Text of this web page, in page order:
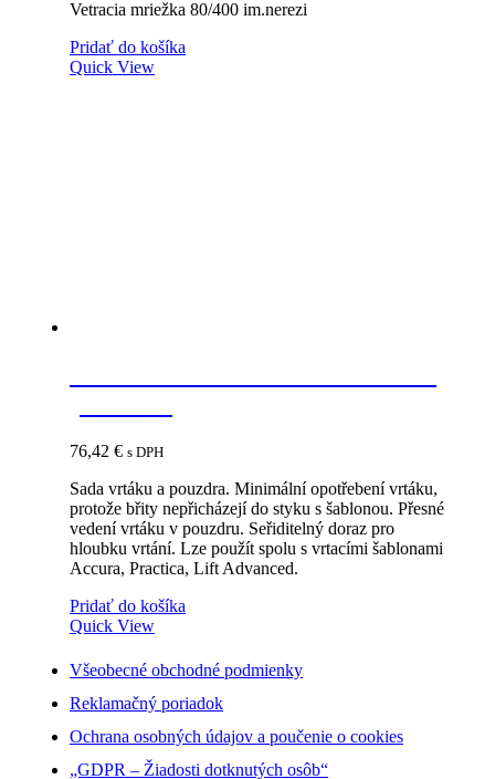
Vetracia mriežka 80/400 im.nerezi
Pridať do košíka
Quick View
76,42 € s DPH
Sada vrtáku a pouzdra. Minimální opotřebení vrtáku,
protože břity nepřicházejí do styku s šablonou. Přesné
vedení vrtáku v pouzdru. Seřiditelný doraz pro
hloubku vrtání. Lze použít spolu s vrtacími šablonami
Accura, Practica, Lift Advanced.
Pridať do košíka
Quick View
Všeobecné obchodné podmienky
Reklamačný poriadok
Ochrana osobných údajov a poučenie o cookies
„GDPR – Žiadosti dotknutých osôb“